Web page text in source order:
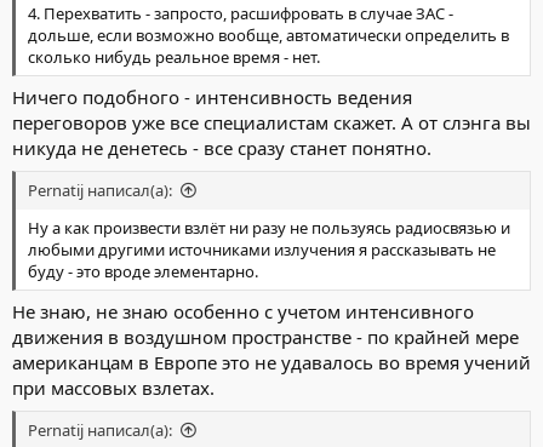
4. Перехватить - запросто, расшифровать в случае ЗАС -
дольше, если возможно вообще, автоматически определить в
сколько нибудь реальное время - нет.
Ничего подобного - интенсивность ведения
переговоров уже все специалистам скажет. А от слэнга вы
никуда не денетесь - все сразу станет понятно.
Pernatij написал(а):
Ну а как произвести взлёт ни разу не пользуясь радиосвязью и
любыми другими источниками излучения я рассказывать не
буду - это вроде элементарно.
Не знаю, не знаю особенно с учетом интенсивного
движения в воздушном пространстве - по крайней мере
американцам в Европе это не удавалось во время учений
при массовых взлетах.
Pernatij написал(а):